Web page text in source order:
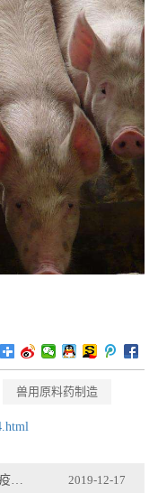
兽用原料药制造
兽用原料药厂家解析，受疫情影响猪肉价格涨 国常会：取消生猪禁养限制 2019-12-17